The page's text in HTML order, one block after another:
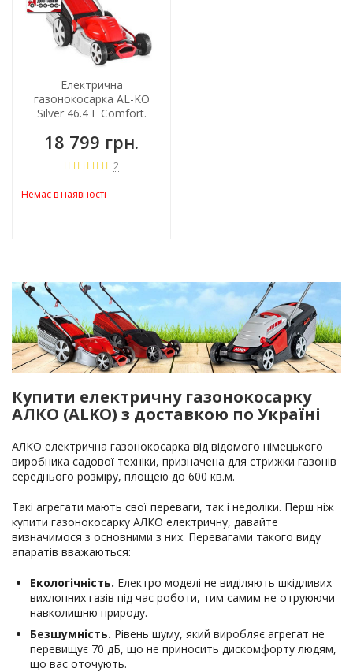
Електрична
газонокосарка AL-KO
Silver 46.4 E Comfort.
18 799 грн.
2
Немає в наявності
Купити електричну газонокосарку
АЛКО (ALKO) з доставкою по Україні
АЛКО електрична газонокосарка від відомого німецького
виробника садової техніки, призначена для стрижки газонів
середнього розміру, площею до 600 кв.м.
Такі агрегати мають свої переваги, так і недоліки. Перш ніж
купити газонокосарку АЛКО електричну, давайте
визначимося з основними з них. Перевагами такого виду
апаратів вважаються:
Екологічність. Електро моделі не виділяють шкідливих
вихлопних газів під час роботи, тим самим не отруюючи
навколишню природу.
Безшумність. Рівень шуму, який виробляє агрегат не
перевищує 70 дБ, що не приносить дискомфорту людям,
що вас оточують.